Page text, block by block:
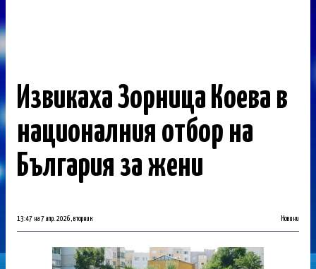
Извикаха Зорница Коева в
националния отбор на
България за жени
13:47 на 7 апр. 2026, вторник Новини